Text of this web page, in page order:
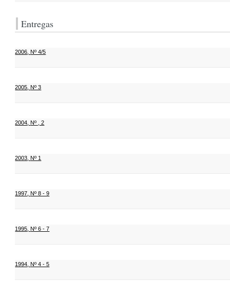
Entregas
2006 ,Nº 4/5
2005 ,Nº 3
2004 ,Nº , 2
2003 ,Nº 1
1997 ,Nº 8 - 9
1995 ,Nº 6 - 7
1994 ,Nº 4 - 5